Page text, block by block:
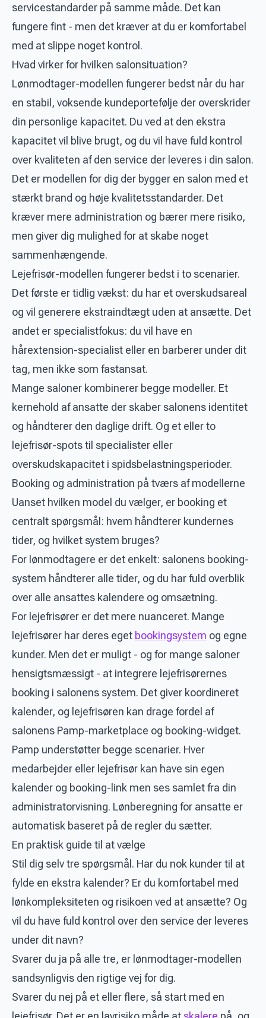
servicestandarder på samme måde. Det kan
fungere fint - men det kræver at du er komfortabel
med at slippe noget kontrol.
Hvad virker for hvilken salonsituation?
Lønmodtager-modellen fungerer bedst når du har
en stabil, voksende kundeportefølje der overskrider
din personlige kapacitet. Du ved at den ekstra
kapacitet vil blive brugt, og du vil have fuld kontrol
over kvaliteten af den service der leveres i din salon.
Det er modellen for dig der bygger en salon med et
stærkt brand og høje kvalitetsstandarder. Det
kræver mere administration og bærer mere risiko,
men giver dig mulighed for at skabe noget
sammenhængende.
Lejefrisør-modellen fungerer bedst i to scenarier.
Det første er tidlig vækst: du har et overskudsareal
og vil generere ekstraindtægt uden at ansætte. Det
andet er specialistfokus: du vil have en
hårextension-specialist eller en barberer under dit
tag, men ikke som fastansat.
Mange saloner kombinerer begge modeller. Et
kernehold af ansatte der skaber salonens identitet
og håndterer den daglige drift. Og et eller to
lejefrisør-spots til specialister eller
overskudskapacitet i spidsbelastningsperioder.
Booking og administration på tværs af modellerne
Uanset hvilken model du vælger, er booking et
centralt spørgsmål: hvem håndterer kundernes
tider, og hvilket system bruges?
For lønmodtagere er det enkelt: salonens booking-
system håndterer alle tider, og du har fuld overblik
over alle ansattes kalendere og omsætning.
For lejefrisører er det mere nuanceret. Mange
lejefrisører har deres eget bookingsystem og egne
kunder. Men det er muligt - og for mange saloner
hensigtsmæssigt - at integrere lejefrisørernes
booking i salonens system. Det giver koordineret
kalender, og lejefrisøren kan drage fordel af
salonens Pamp-marketplace og booking-widget.
Pamp understøtter begge scenarier. Hver
medarbejder eller lejefrisør kan have sin egen
kalender og booking-link men ses samlet fra din
administratorvisning. Lønberegning for ansatte er
automatisk baseret på de regler du sætter.
En praktisk guide til at vælge
Stil dig selv tre spørgsmål. Har du nok kunder til at
fylde en ekstra kalender? Er du komfortabel med
lønkompleksiteten og risikoen ved at ansætte? Og
vil du have fuld kontrol over den service der leveres
under dit navn?
Svarer du ja på alle tre, er lønmodtager-modellen
sandsynligvis den rigtige vej for dig.
Svarer du nej på et eller flere, så start med en